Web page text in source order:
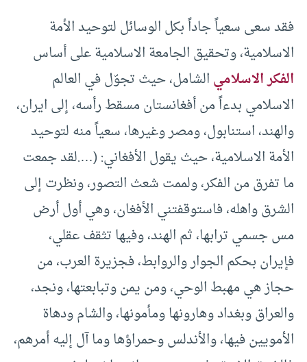
فقد سعى سعياً جاداً بكل الوسائل لتوحيد الأمة
الاسلامية، وتحقيق الجامعة الاسلامية على أساس
الفكر الاسلاميالشامل، حيث تجوّل في العالم
الاسلامي بدءاً من أفغانستان مسقط رأسه، إلى ايران،
والهند، استنابول، ومصر وغيرها، سعياً منه لتوحيد
الأمة الاسلامية، حيث يقول الأفغاني: (….لقد جمعت
ما تفرق من الفكر، ولممت شعث التصور، ونظرت إلى
الشرق واهله، فاستوقفتني الأفغان، وهي أول أرض
مس جسمي ترابها، ثم الهند، وفيها تثقف عقلي،
فإيران بحكم الجوار والروابط، فجزيرة العرب، من
حجاز هي مهبط الوحي، ومن يمن وتبابعتها، ونجد،
والعراق وبغداد وهارونها ومأمونها، والشام ودهاة
الأمويين فيها، والأندلس وحمراؤها وما آل إليه أمرهم،